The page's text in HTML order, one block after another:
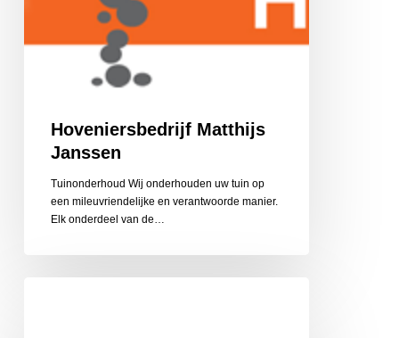
Hoveniersbedrijf Matthijs
Janssen
Tuinonderhoud Wij onderhouden uw tuin op
een mileuvriendelijke en verantwoorde manier.
Elk onderdeel van de…